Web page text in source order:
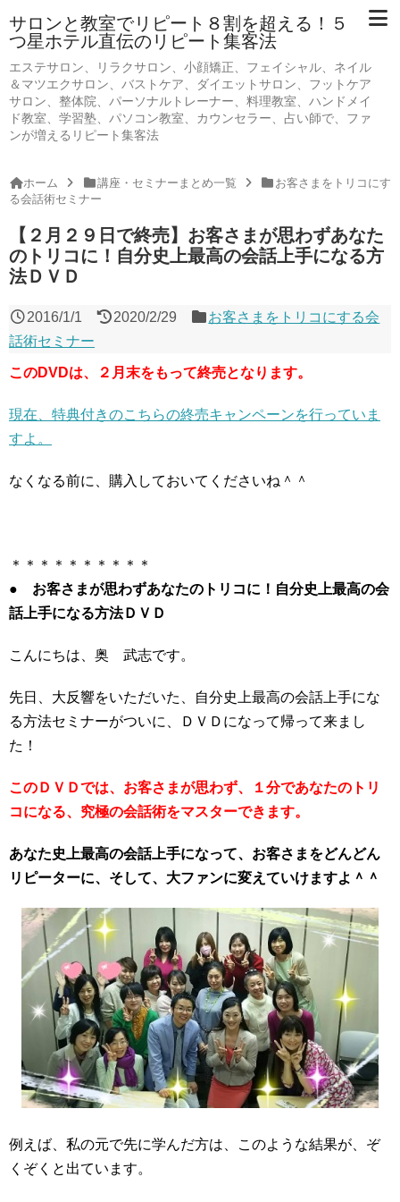
サロンと教室でリピート８割を超える！５
つ星ホテル直伝のリピート集客法
エステサロン、リラクサロン、小顔矯正、フェイシャル、ネイル
＆マツエクサロン、バストケア、ダイエットサロン、フットケア
サロン、整体院、パーソナルトレーナー、料理教室、ハンドメイ
ド教室、学習塾、パソコン教室、カウンセラー、占い師で、ファ
ンが増えるリピート集客法
ホーム 講座・セミナーまとめ一覧
お客さまをトリコにす
る会話術セミナー
【２月２９日で終売】お客さまが思わずあなた
のトリコに！自分史上最高の会話上手になる方
法ＤＶＤ
2016/1/1 2020/2/29
お客さまをトリコにする会
話術セミナー
このDVDは、２月末をもって終売となります。
現在、特典付きのこちらの終売キャンペーンを行っていま
すよ。
なくなる前に、購入しておいてくださいね＾＾
＊＊＊＊＊＊＊＊＊＊
● お客さまが思わずあなたのトリコに！自分史上最高の会
話上手になる方法ＤＶＤ
こんにちは、奥 武志です。
先日、大反響をいただいた、自分史上最高の会話上手にな
る方法セミナーがついに、ＤＶＤになって帰って来まし
た！
このＤＶＤでは、お客さまが思わず、１分であなたのトリ
コになる、究極の会話術をマスターできます。
あなた史上最高の会話上手になって、お客さまをどんどん
リピーターに、そして、大ファンに変えていけますよ＾＾
例えば、私の元で先に学んだ方は、このような結果が、ぞ
くぞくと出ています。